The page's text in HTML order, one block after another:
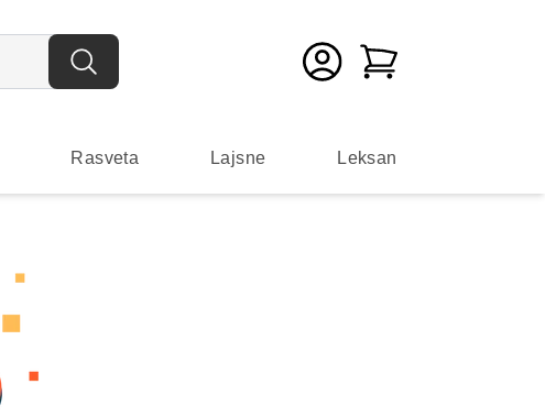
Rasveta Lajsne Leksan